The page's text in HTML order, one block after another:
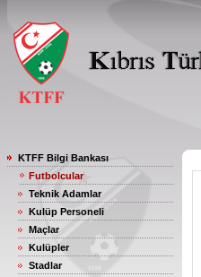
KTFF Bilgi Bankası
Futbolcular
Teknik Adamlar
Kulüp Personeli
Maçlar
Kulüpler
Stadlar